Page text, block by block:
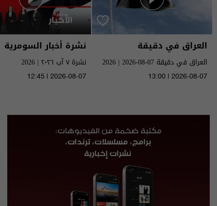
العراق في دقيقة
العراق في دقيقة 07-08-2026 | 2026
13:00 | 2026-08-07
نشرة أخبار السومرية
نشرة ٧ آب ٢٠٢٦ | 2026
12:45 | 2026-08-07